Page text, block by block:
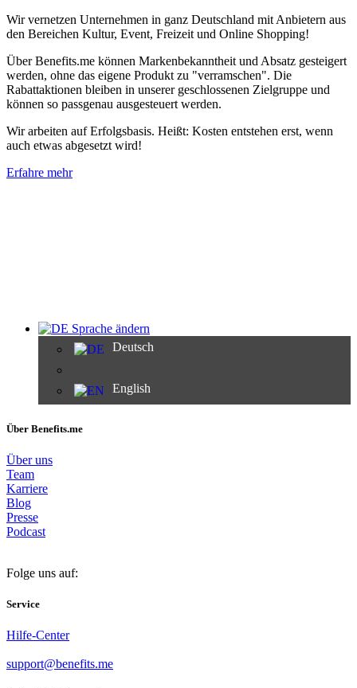
Wir vernetzen Unternehmen in ganz Deutschland mit Anbietern aus
den Bereichen Kultur, Event, Freizeit und Online Shopping!
Über Benefits.me können Markenbekanntheit und Absatz gesteigert
werden, ohne das eigene Produkt zu "verramschen". Die
Rabattaktionen bleiben in unserer geschlossenen Zielgruppe und
können so passgenau ausgesteuert werden.
Wir arbeiten auf Erfolgsbasis. Heißt: Kosten entstehen erst, wenn
auch etwas abgesetzt wird!
Erfahre mehr
Sprache ändern
Deutsch
English
Über Benefits.me
Über uns
Team
Karriere
Blog
Presse
Podcast
Folge uns auf:
Service
Hilfe-Center
support@benefits.me